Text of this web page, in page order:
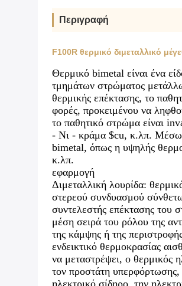
Περιγραφή
F100R θερμικό διμεταλλικό
Θερμικό bimetal είναι ένα
τμημάτων στρώματος
θερμικής επέκτασης, το
φορές, προκειμένου να
το παθητικό στρώμα είναι
- Νι - κράμα $cu, κ.λπ. Μέσω
bimetal, όπως η υψηλής
κ.λπ.
εφαρμογή
Διμεταλλική λουρίδα:
στερεού συνδυασμού
συντελεστής επέκτασης του
μέση σειρά του ρόλου της
της κάμψης ή της
ενδεικτικό θερμοκρασίας
να μεταστρέψει, ο θερμικός
τον προστάτη
ηλεκτρικό σίδηρο, την